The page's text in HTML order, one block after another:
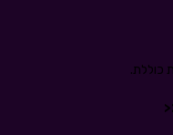
כוללת.